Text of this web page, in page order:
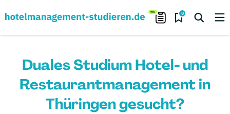
0
Duales Studium Hotel- und
Restaurantmanagement in
Thüringen gesucht?